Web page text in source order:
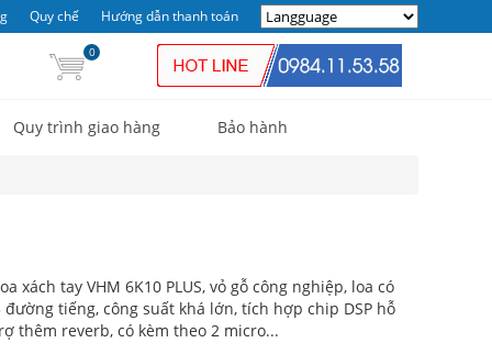
Quy chế Hướng dẫn thanh toán
0
Quy trình giao hàng Bảo hành
xách tay VHM 6K10 PLUS, vỏ gỗ công nghiệp, loa có
đường tiếng, công suất khá lớn, tích hợp chip DSP hỗ
thêm reverb, có kèm theo 2 micro...